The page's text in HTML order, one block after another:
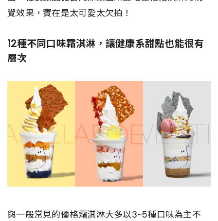
覺效果，實在是太可愛太欠拍！
12種不同口味霜淇淋，讓健康系甜點也能很有
層次
與一般常見的優格霜淇淋大多以3~5種口味為主不